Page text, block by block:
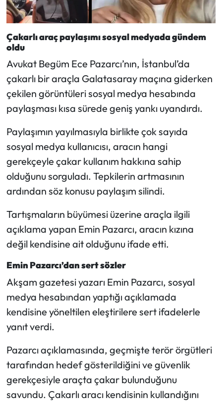
Çakarlı araç paylaşımı sosyal medyada gündem
oldu
Avukat Begüm Ece Pazarcı’nın, İstanbul’da
çakarlı bir araçla Galatasaray maçına giderken
çekilen görüntüleri sosyal medya hesabında
paylaşması kısa sürede geniş yankı uyandırdı.
Paylaşımın yayılmasıyla birlikte çok sayıda
sosyal medya kullanıcısı, aracın hangi
gerekçeyle çakar kullanım hakkına sahip
olduğunu sorguladı. Tepkilerin artmasının
ardından söz konusu paylaşım silindi.
Tartışmaların büyümesi üzerine araçla ilgili
açıklama yapan Emin Pazarcı, aracın kızına
değil kendisine ait olduğunu ifade etti.
Emin Pazarcı’dan sert sözler
Akşam gazetesi yazarı Emin Pazarcı, sosyal
medya hesabından yaptığı açıklamada
kendisine yöneltilen eleştirilere sert ifadelerle
yanıt verdi.
Pazarcı açıklamasında, geçmişte terör örgütleri
tarafından hedef gösterildiğini ve güvenlik
gerekçesiyle araçta çakar bulunduğunu
savundu. Çakarlı aracı kendisinin kullandığını
Turizm
Uğurludağ Haberleri
Yaşam
Yayla Haber
Yemek Tarifleri
Yerel Haberler